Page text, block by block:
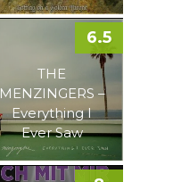
THE
MENZINGERS –
Everything I
Ever Saw
6.5